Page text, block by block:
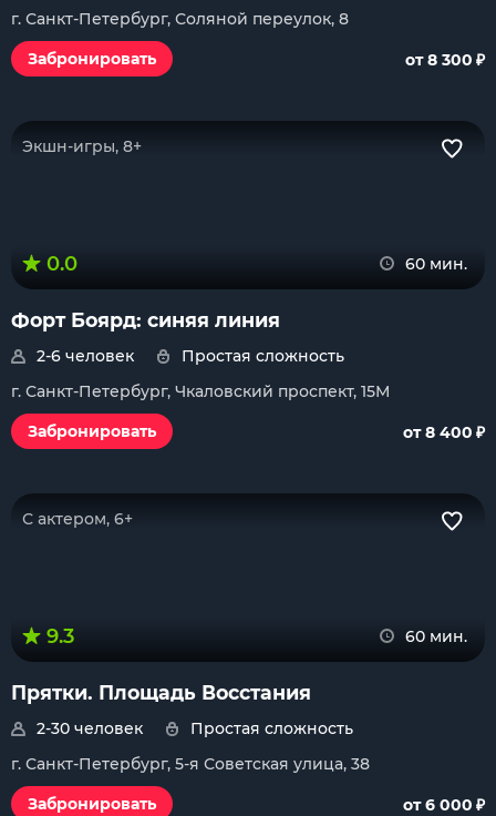
г. Санкт-Петербург, Соляной переулок, 8
Забронировать
от 8 300 ₽
Экшн-игры, 8+
0.0 60 мин.
Форт Боярд: синяя линия
2-6 человек
Простая сложность
г. Санкт-Петербург, Чкаловский проспект, 15М
Забронировать
от 8 400 ₽
С актером, 6+
9.3 60 мин.
Прятки. Площадь Восстания
2-30 человек
Простая сложность
г. Санкт-Петербург, 5-я Советская улица, 38
Забронировать
от 6 000 ₽